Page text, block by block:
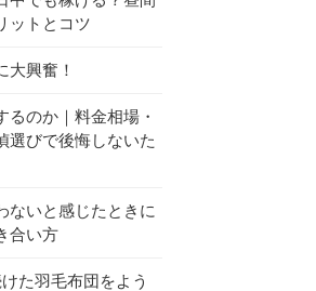
ットとコツ
大興奮！
るのか｜料金相場・
選びで後悔しないた
ないと感じたときに
合い方
た羽毛布団をよう